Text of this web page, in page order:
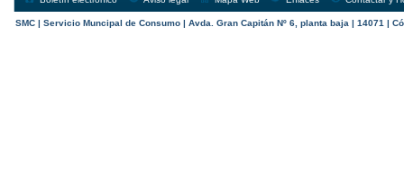
SMC | Servicio Muncipal de Consumo | Avda. Gran Capitán Nº 6, planta baja | 14071 |